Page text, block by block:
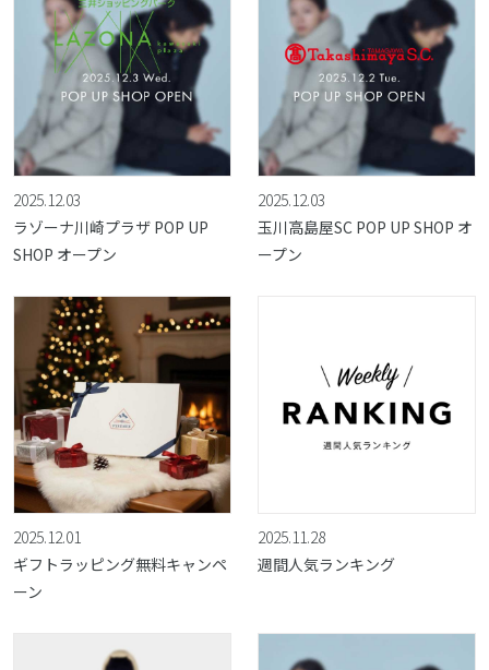
2025.12.03
ラゾーナ川崎プラザ POP UP
SHOP オープン
2025.12.03
玉川高島屋SC POP UP SHOP オ
ープン
2025.12.01
ギフトラッピング無料キャンペ
ーン
2025.11.28
週間人気ランキング